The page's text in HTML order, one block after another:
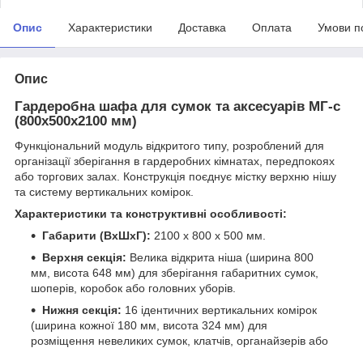
Опис Характеристики Доставка Оплата Умови
Опис
Гардеробна шафа для сумок та аксесуарів МГ-с
(800х500х2100 мм)
Функціональний модуль відкритого типу, розроблений для
організації зберігання в гардеробних кімнатах, передпокоях
або торгових залах. Конструкція поєднує містку верхню нішу
та систему вертикальних комірок.
Характеристики та конструктивні особливості:
Габарити (ВхШхГ): 2100 х 800 х 500 мм.
Верхня секція: Велика відкрита ніша (ширина 800
мм, висота 648 мм) для зберігання габаритних сумок,
шоперів, коробок або головних уборів.
Нижня секція: 16 ідентичних вертикальних комірок
(ширина кожної 180 мм, висота 324 мм) для
розміщення невеликих сумок, клатчів, органайзерів або